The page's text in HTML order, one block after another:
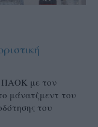
ΠΑΟΚ με τον
μάνατζμεντ του
του